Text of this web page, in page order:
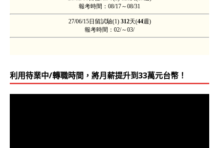
利用待業中/轉職時間，將月薪提升到33萬元台幣！